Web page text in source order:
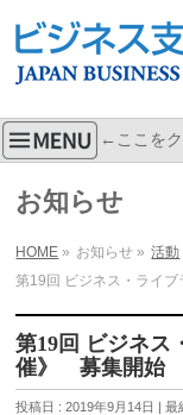
←ここをク
お知らせ
HOME » お知らせ » 活動
第19回 ビジネス・ライ
第19回 ビジネス
催》 募集開始
投稿日 : 2019年9月14日 最